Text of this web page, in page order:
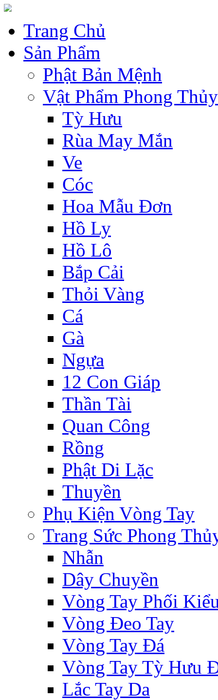
Trang Chủ
Sản Phẩm
Phật Bản Mệnh
Vật Phẩm Phong Thủy
Tỳ Hưu
Rùa May Mắn
Ve
Cóc
Hoa Mẫu Đơn
Hồ Ly
Hồ Lô
Bắp Cải
Thỏi Vàng
Cá
Gà
Ngựa
12 Con Giáp
Thần Tài
Quan Công
Rồng
Phật Di Lặc
Thuyền
Phụ Kiện Vòng Tay
Trang Sức Phong
Nhẫn
Dây Chuyền
Vòng Tay Phối
Vòng Đeo Tay
Vòng Tay Đá
Vòng Tay Tỳ Hưu
Lắc Tay Da